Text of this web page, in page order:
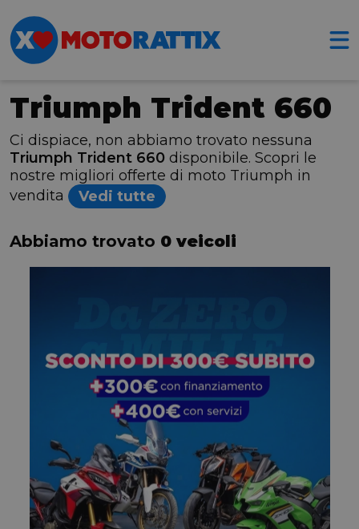
Triumph Trident 660
Ci dispiace, non abbiamo trovato nessuna
Triumph Trident 660 disponibile. Scopri le
nostre migliori offerte di moto Triumph in
vendita
Vedi tutte
Abbiamo trovato 0 veicoli